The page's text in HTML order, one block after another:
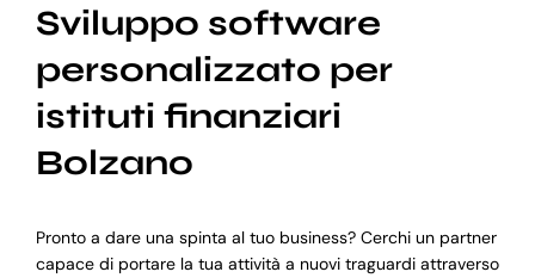
Sviluppo software
personalizzato per
istituti finanziari
Bolzano
Pronto a dare una spinta al tuo business? Cerchi un partner
capace di portare la tua attività a nuovi traguardi attraverso